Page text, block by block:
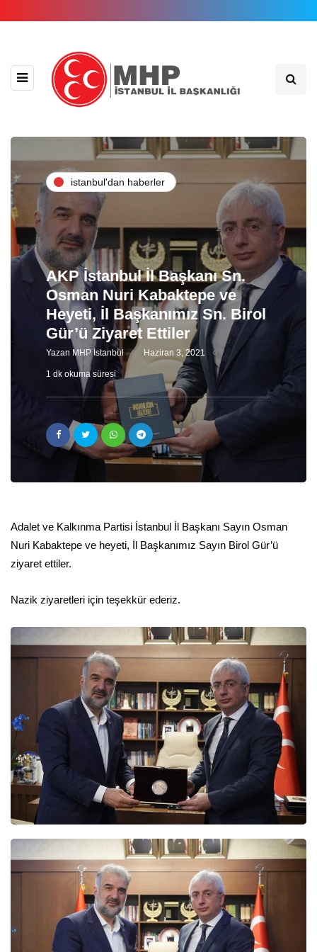
i̇stanbul'dan haberler
AKP İstanbul İl Başkanı Sn.
Osman Nuri Kabaktepe ve
Heyeti, İl Başkanımız Sn. Birol
Gür’ü Ziyaret Ettiler
Yazan MHP İstanbul Haziran 3, 2021
1 dk okuma süresi
Adalet ve Kalkınma Partisi İstanbul İl Başkanı Sayın Osman
Nuri Kabaktepe ve heyeti, İl Başkanımız Sayın Birol Gür’ü
ziyaret ettiler.
Nazik ziyaretleri için teşekkür ederiz.